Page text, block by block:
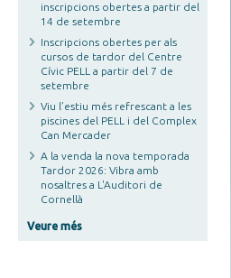
inscripcions obertes a partir del
14 de setembre
Inscripcions obertes per als
cursos de tardor del Centre
Cívic PELL a partir del 7 de
setembre
Viu l’estiu més refrescant a les
piscines del PELL i del Complex
Can Mercader
A la venda la nova temporada
Tardor 2026: Vibra amb
nosaltres a L'Auditori de
Cornellà
Veure més